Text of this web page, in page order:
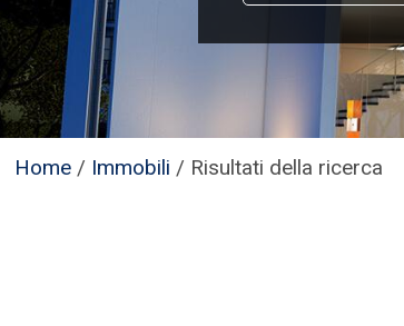
Home / Immobili / Risultati della ricerca